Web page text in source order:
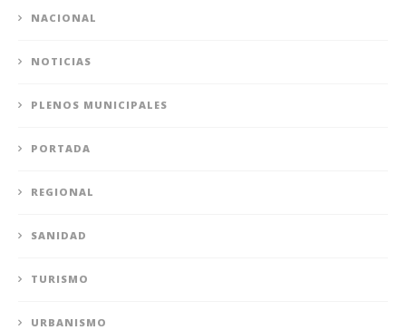
NACIONAL
NOTICIAS
PLENOS MUNICIPALES
PORTADA
REGIONAL
SANIDAD
TURISMO
URBANISMO